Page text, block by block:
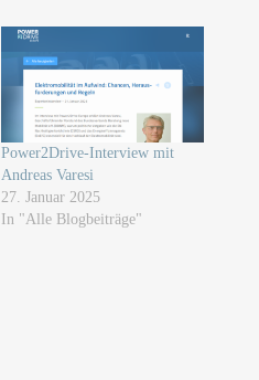
Power2Drive-Interview mit
Andreas Varesi
27. Januar 2025
In "Alle Blogbeiträge"